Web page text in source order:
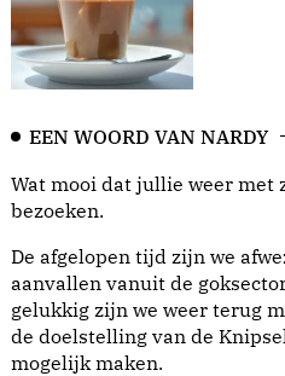
EEN WOORD VAN NARDY
Wat mooi dat jullie weer met
bezoeken.
De afgelopen tijd zijn we
aanvallen vanuit de
gelukkig zijn we weer terug
de doelstelling van de
mogelijk maken.